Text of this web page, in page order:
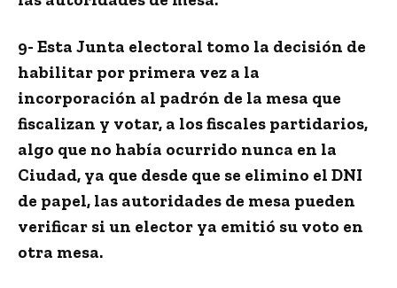
9- Esta Junta electoral tomo la decisión de
habilitar por primera vez a la
incorporación al padrón de la mesa que
fiscalizan y votar, a los fiscales partidarios,
algo que no había ocurrido nunca en la
Ciudad, ya que desde que se elimino el DNI
de papel, las autoridades de mesa pueden
verificar si un elector ya emitió su voto en
otra mesa.